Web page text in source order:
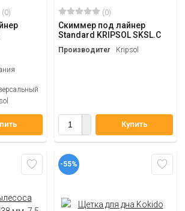
(0) (0)
Скиммер под лайнер
Standard KRIPSOL SKSL.C
Производитель Kripsol
Купить
-55%